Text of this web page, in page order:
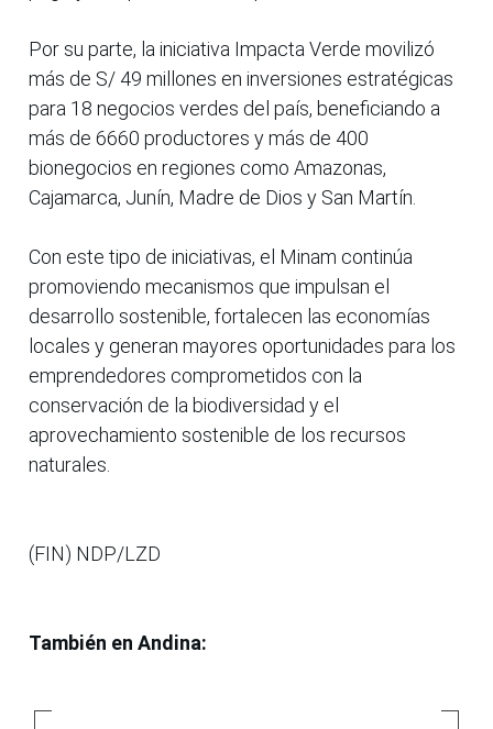
Por su parte, la iniciativa Impacta Verde movilizó
más de S/ 49 millones en inversiones estratégicas
para 18 negocios verdes del país, beneficiando a
más de 6660 productores y más de 400
bionegocios en regiones como Amazonas,
Cajamarca, Junín, Madre de Dios y San Martín.
Con este tipo de iniciativas, el Minam continúa
promoviendo mecanismos que impulsan el
desarrollo sostenible, fortalecen las economías
locales y generan mayores oportunidades para los
emprendedores comprometidos con la
conservación de la biodiversidad y el
aprovechamiento sostenible de los recursos
naturales.
(FIN) NDP/LZD
También en Andina: